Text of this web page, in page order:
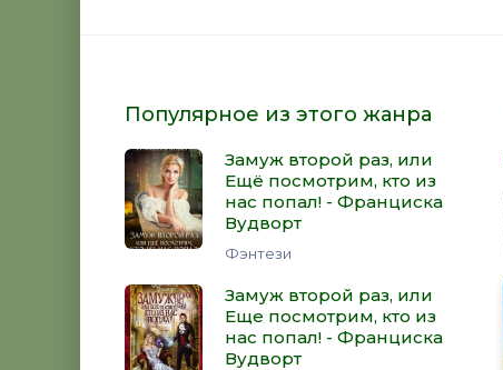
Популярное из этого жанра
Замуж второй раз, или
Ещё посмотрим, кто из
нас попал! - Франциска
Вудворт
Фэнтези
Замуж второй раз, или
Еще посмотрим, кто из
нас попал! - Франциска
Вудворт